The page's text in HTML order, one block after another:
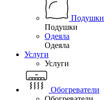
Подушки
Подушки
Одеяла
Одеяла
Услуги
Услуги
Обогреватели